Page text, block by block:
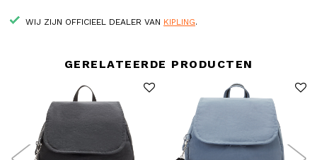
WIJ ZIJN OFFICIEEL DEALER VAN KIPLING.
GERELATEERDE PRODUCTEN